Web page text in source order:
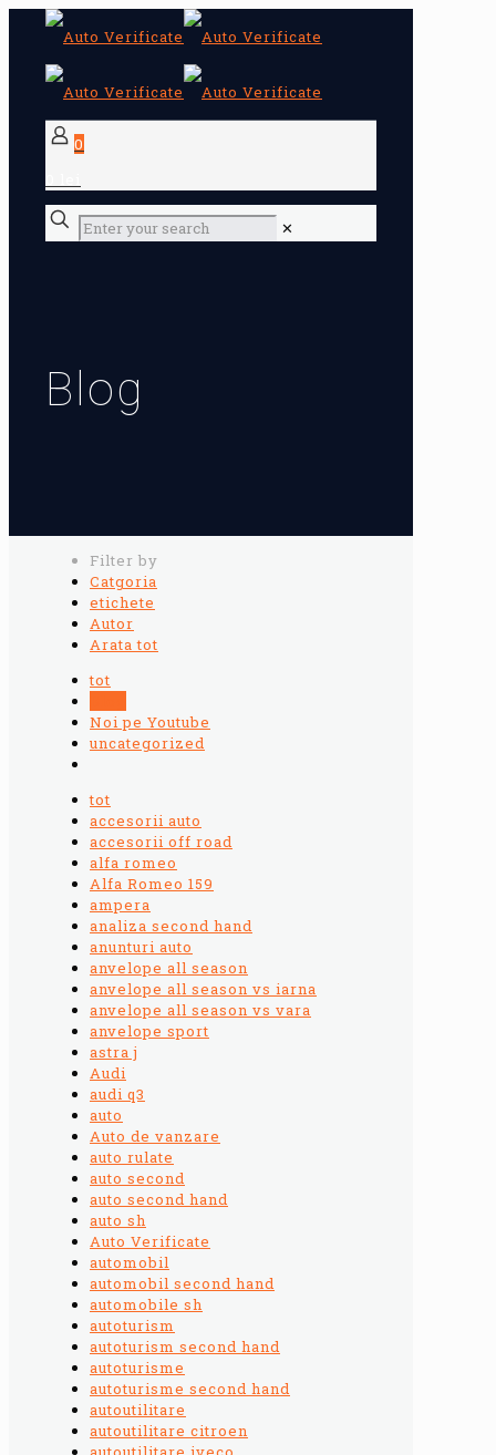
0
✕
Blog
Filter by
Catgoria
etichete
Autor
Arata tot
tot
Noi pe Youtube
uncategorized
tot
accesorii auto
accesorii off road
alfa romeo
Alfa Romeo 159
ampera
analiza second hand
anunturi auto
anvelope all season
anvelope all season vs iarna
anvelope all season vs vara
anvelope sport
astra j
Audi
audi q3
auto
Auto de vanzare
auto rulate
auto second
auto second hand
auto sh
Auto Verificate
automobil
automobil second hand
automobile sh
autoturism
autoturism second hand
autoturisme
autoturisme second hand
autoutilitare
autoutilitare citroen